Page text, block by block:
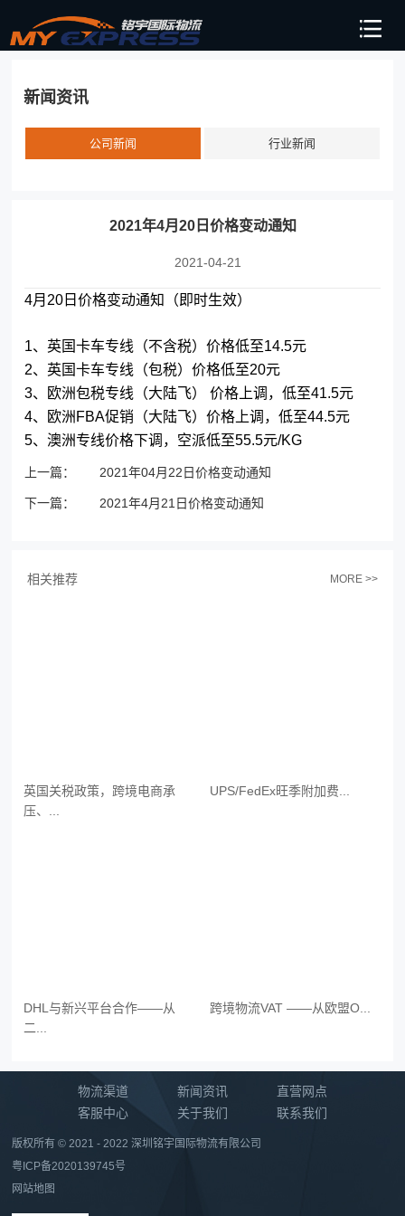
新闻资讯
公司新闻 行业新闻
2021年4月20日价格变动通知
2021-04-21
4月20日价格变动通知（即时生效）
1、英国卡车专线（不含税）价格低至14.5元
2、英国卡车专线（包税）价格低至20元
3、欧洲包税专线（大陆飞） 价格上调，低至41.5元
4、欧洲FBA促销（大陆飞）价格上调，低至44.5元
5、澳洲专线价格下调，空派低至55.5元/KG
上一篇： 2021年04月22日价格变动通知
下一篇： 2021年4月21日价格变动通知
相关推荐 MORE >>
英国关税政策，跨境电商承
压、...
UPS/FedEx旺季附加费...
DHL与新兴平台合作——从
二...
跨境物流VAT ——从欧盟O...
物流渠道 新闻资讯
直营网点
客服中心
关于我们 联系我们
版权所有 © 2021 - 2022 深圳铭宇国际物流有限公司
粤ICP备2020139745号
网站地图